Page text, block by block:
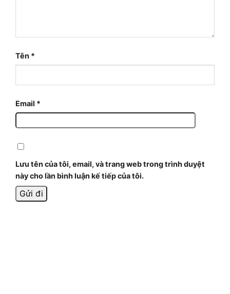
Tên *
Email *
Lưu tên của tôi, email, và trang web trong trình duyệt
này cho lần bình luận kế tiếp của tôi.